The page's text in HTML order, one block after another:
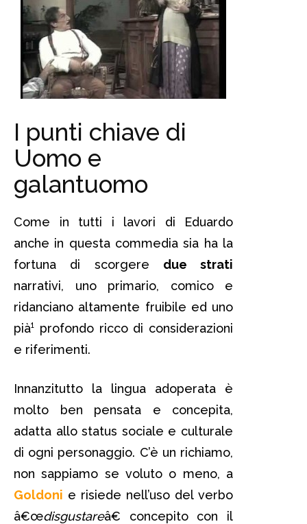
I punti chiave di
Uomo e
galantuomo
Come in tutti i lavori di Eduardo
anche in questa commedia sia ha la
fortuna di scorgere due strati
narrativi, uno primario, comico e
ridanciano altamente fruibile ed uno
pià¹ profondo ricco di considerazioni
e riferimenti.
Innanzitutto la lingua adoperata è
molto ben pensata e concepita,
adatta allo status sociale e culturale
di ogni personaggio. C’è un richiamo,
non sappiamo se voluto o meno, a
Goldoni e risiede nell’uso del verbo
â€œdisgustareâ€ concepito con il